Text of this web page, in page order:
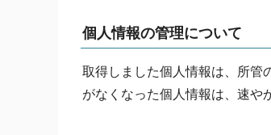
個人情報の管理について
取得しました個人情報は、所管
がなくなった個人情報は、速や